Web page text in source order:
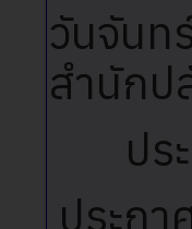
วันจันท
สำนักป
ปร
ประก